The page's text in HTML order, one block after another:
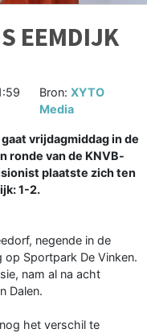
EEMDIJK
Bron: XYTO
Media
gaat vrijdagmiddag in de
ronde van de KNVB-
plaatste zich ten
1-2.
negende in de
Sportpark De Vinken.
nam al na acht
Dalen.
het verschil te